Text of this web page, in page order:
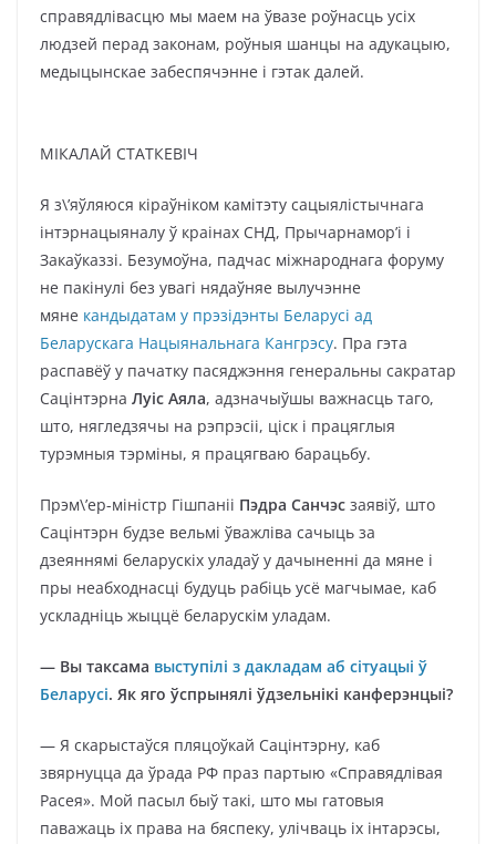
справядлівасцю мы маем на ўвазе роўнасць усіх
людзей перад законам, роўныя шанцы на адукацыю,
медыцынскае забеспячэнне і гэтак далей.
МІКАЛАЙ СТАТКЕВІЧ
Я з\’яўляюся кіраўніком камітэту сацыялістычнага
інтэрнацыяналу ў краінах СНД, Прычарнамор’і і
Закаўказзі. Безумоўна, падчас міжнароднага форуму
не пакінулі без увагі нядаўняе вылучэнне
мяне кандыдатам у прэзідэнты Беларусі ад
Беларускага Нацыянальнага Кангрэсу. Пра гэта
распавёў у пачатку пасяджэння генеральны сакратар
Сацінтэрна Луіс Аяла, адзначыўшы важнасць таго,
што, нягледзячы на рэпрэсіі, ціск і працяглыя
турэмныя тэрміны, я працягваю барацьбу.
Прэм\’ер-міністр Гішпаніі Пэдра Санчэс заявіў, што
Сацінтэрн будзе вельмі ўважліва сачыць за
дзеяннямі беларускіх уладаў у дачыненні да мяне і
пры неабходнасці будуць рабіць усё магчымае, каб
ускладніць жыццё беларускім уладам.
— Вы таксама выступілі з дакладам аб сітуацыі ў
Беларусі. Як яго ўспрынялі ўдзельнікі канферэнцыі?
— Я скарыстаўся пляцоўкай Сацінтэрну, каб
звярнуцца да ўрада РФ праз партыю «Справядлівая
Расея». Мой пасыл быў такі, што мы гатовыя
паважаць іх права на бяспеку, улічваць іх інтарэсы,